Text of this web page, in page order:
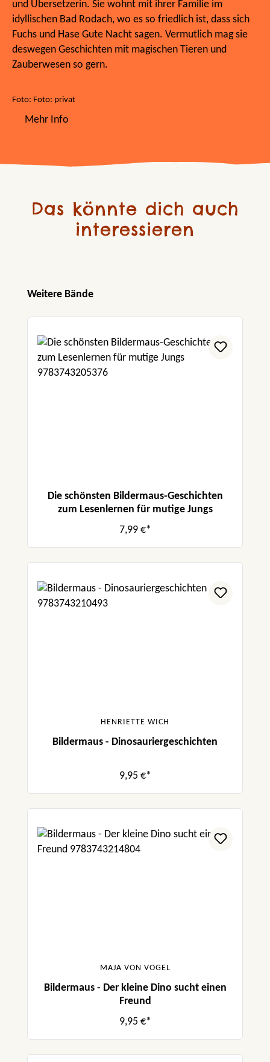
und Übersetzerin. Sie wohnt mit ihrer Familie im
idyllischen Bad Rodach, wo es so friedlich ist, dass sich
Fuchs und Hase Gute Nacht sagen. Vermutlich mag sie
deswegen Geschichten mit magischen Tieren und
Zauberwesen so gern.
Foto: Foto: privat
Mehr Info
Das könnte dich auch
interessieren
Produktgalerie überspringen
Weitere Bände
Die schönsten Bildermaus-Geschichten
zum Lesenlernen für mutige Jungs
7,99 €*
HENRIETTE WICH
Bildermaus - Dinosauriergeschichten
9,95 €*
MAJA VON VOGEL
Bildermaus - Der kleine Dino sucht einen
Freund
9,95 €*